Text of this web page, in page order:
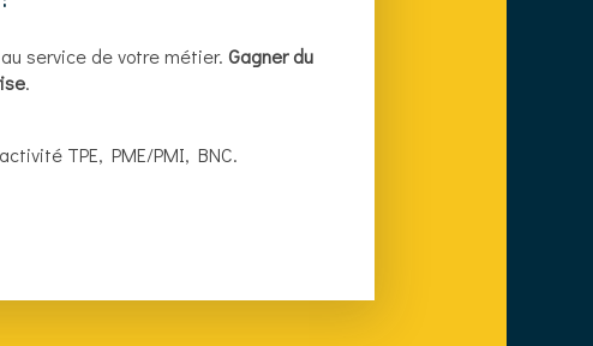
service de votre métier. Gagner du
.
TPE, PME/PMI, BNC.